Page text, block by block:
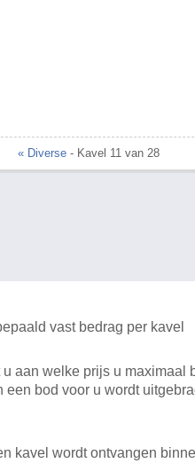
« Diverse - Kavel 11 van 28
vast bedrag per kavel
aan welke prijs u
bod voor u wordt
kavel wordt ontvangen